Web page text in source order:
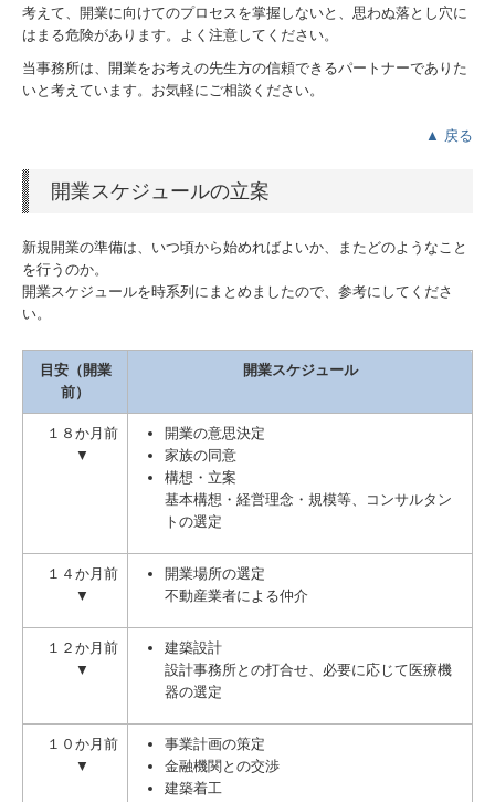
考えて、開業に向けてのプロセスを掌握しないと、思わぬ落とし穴に
はまる危険があります。よく注意してください。
当事務所は、開業をお考えの先生方の信頼できるパートナーでありた
いと考えています。お気軽にご相談ください。
▲ 戻る
開業スケジュールの立案
新規開業の準備は、いつ頃から始めればよいか、またどのようなこと
を行うのか。
開業スケジュールを時系列にまとめましたので、参考にしてくださ
い。
目安（開業
前）
開業スケジュール
１８か月前
▼
開業の意思決定
家族の同意
構想・立案
基本構想・経営理念・規模等、コンサルタン
トの選定
１４か月前
▼
開業場所の選定
不動産業者による仲介
１２か月前
▼
建築設計
設計事務所との打合せ、必要に応じて医療機
器の選定
１０か月前
▼
事業計画の策定
金融機関との交渉
建築着工